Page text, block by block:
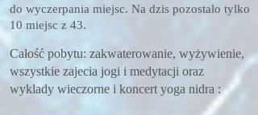
do wyczerpania miejsc. Na dzis pozostalo tylko
10 miejsc z 43.
Całość pobytu: zakwaterowanie, wyżywienie,
wszystkie zajecia jogi i medytacji oraz
wyklady wieczorne i koncert yoga nidra :